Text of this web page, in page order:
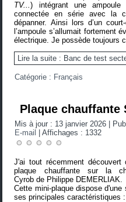
TV...) intégrant une
connectée en série avec la
dépanner. Ainsi lors d’un
l’ampoule s’allumait fortement
électrique. Je possède toujours
Lire la suite : Banc de test
Catégorie : Français
Plaque chauffante
Mis à jour : 13 janvier 2026 |
E-mail |Affichages : 1332
J'ai tout récemment découvert
plaque chauffante sur la
Cyrob de Philippe DEMERLIAK.
Cette mini-plaque dispose
ses principales caractéristiques :